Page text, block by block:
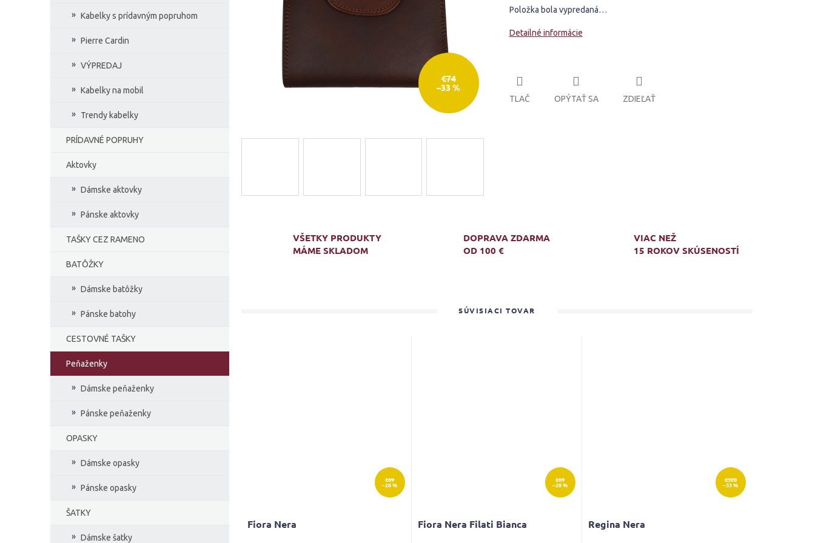
Kabelky s prídavným popruhom
Pierre Cardin
VÝPREDAJ
Kabelky na mobil
Trendy kabelky
PRÍDAVNÉ POPRUHY
Aktovky
Dámske aktovky
Pánske aktovky
TAŠKY CEZ RAMENO
BATÔŽKY
Dámske batôžky
Pánske batohy
CESTOVNÉ TAŠKY
Peňaženky
Dámske peňaženky
Pánske peňaženky
OPASKY
Dámske opasky
Pánske opasky
ŠATKY
Dámske šatky
€74
–33 %
Položka bola vypredaná…
Detailné informácie
TLAČ OPÝTAŤ SA ZDIEĽAŤ
VŠETKY PRODUKTY
MÁME SKLADOM
DOPRAVA ZDARMA
OD 100 €
VIAC NEŽ
15 ROKOV SKÚSENOSTÍ
SÚVISIACI TOVAR
€69
–28 %
Fiora Nera
€69
–28 %
Fiora Nera Filati Bianca
€328
–33 %
Regina Nera